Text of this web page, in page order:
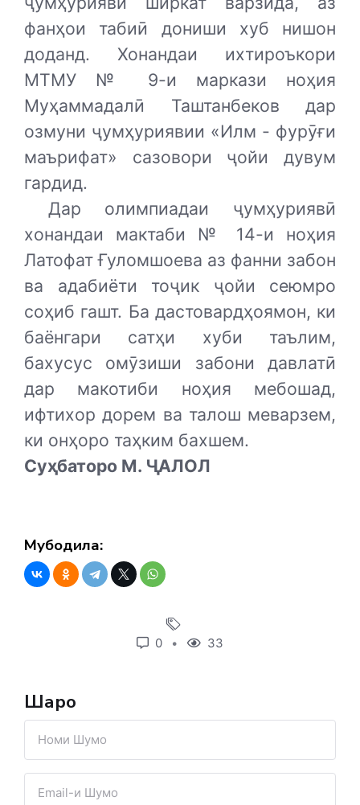
фанҳои табиӣ дониши хуб нишон
доданд. Хонандаи ихтироъкори
МТМУ № 9-и маркази ноҳия
Муҳаммадалӣ Таштанбеков дар
озмуни ҷумҳуриявии «Илм - фурӯғи
маърифат» сазовори ҷойи дувум
гардид.
Дар олимпиадаи ҷумҳуриявӣ
хонандаи мактаби № 14-и ноҳия
Латофат Ғуломшоева аз фанни забон
ва адабиёти тоҷик ҷойи сеюмро
соҳиб гашт. Ба дастовардҳоямон, ки
баёнгари сатҳи хуби таълим,
бахусус омӯзиши забони давлатӣ
дар макотиби ноҳия мебошад,
ифтихор дорем ва талош меварзем,
ки онҳоро таҳким бахшем.
Суҳбаторо М. ҶАЛОЛ
Мубодила:
0 33
Шарҳҳо